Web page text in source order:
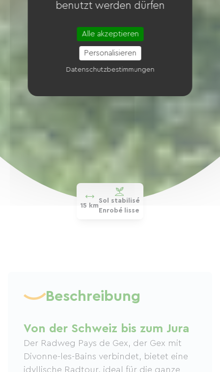
15 km
Sol stabilisé
Enrobé lisse
Beschreibung
Von der Schweiz bis zum Jura
Der Radweg Pays de Gex, der Gex mit
Divonne-les-Bains verbindet, bietet eine
idyllische Radtour, ideal für die ganze
benutzt werden dürfen
Alle akzeptieren
Personalisieren
Datenschutzbestimmungen